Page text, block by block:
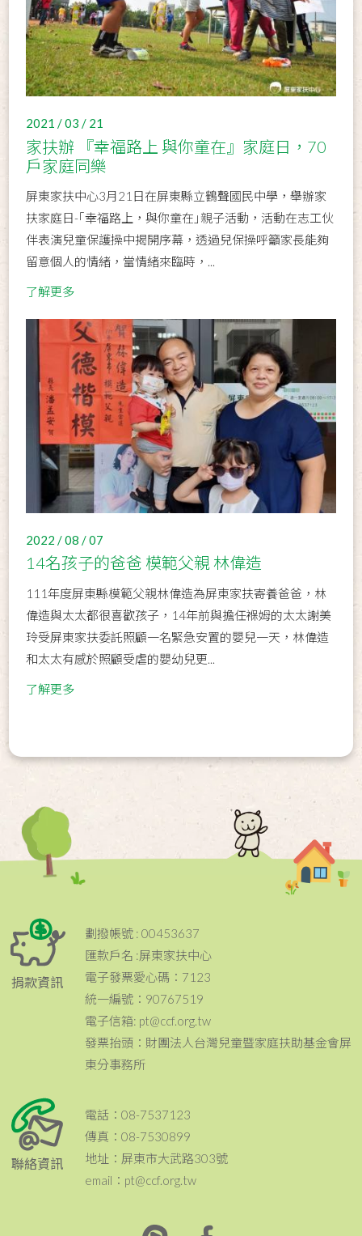
2021 / 03 / 21
家扶辦 『幸福路上 與你童在』家庭日，70
戶家庭同樂
屏東家扶中心3月21日在屏東縣立鶴聲國民中學，舉辦家
扶家庭日-｢幸福路上，與你童在｣親子活動，活動在志工伙
伴表演兒童保護操中揭開序幕，透過兒保操呼籲家長能夠
留意個人的情緒，當情緒來臨時，...
了解更多
2022 / 08 / 07
14名孩子的爸爸 模範父親 林偉造
111年度屏東縣模範父親林偉造為屏東家扶寄養爸爸，林
偉造與太太都很喜歡孩子，14年前與擔任褓姆的太太謝美
玲受屏東家扶委託照顧一名緊急安置的嬰兒一天，林偉造
和太太有感於照顧受虐的嬰幼兒更...
了解更多
捐款資訊
劃撥帳號 : 00453637
匯款戶名 :屏東家扶中心
電子發票愛心碼：7123
統一編號：90767519
電子信箱: pt@ccf.org.tw
發票抬頭：財團法人台灣兒童暨家庭扶助基金會屏
東分事務所
聯絡資訊
電話：08-7537123
傳真：08-7530899
地址：屏東市大武路303號
email：pt@ccf.org.tw